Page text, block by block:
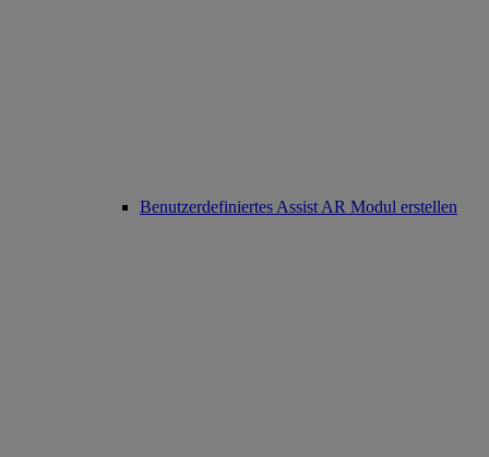
Benutzerdefiniertes Assist AR Modul erstellen